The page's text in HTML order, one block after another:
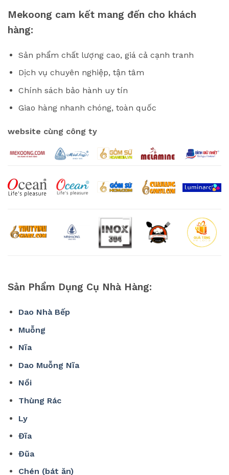
Mekoong cam kết mang đến cho khách
hàng:
Sản phẩm chất lượng cao, giá cả cạnh tranh
Dịch vụ chuyên nghiệp, tận tâm
Chính sách bảo hành uy tín
Giao hàng nhanh chóng, toàn quốc
website cùng công ty
Sản Phẩm Dụng Cụ Nhà Hàng:
Dao Nhà Bếp
Muỗng
Nĩa
Dao Muỗng Nĩa
Nồi
Thùng Rác
Ly
Đĩa
Đũa
Chén (bát ăn)